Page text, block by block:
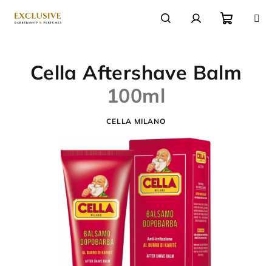
košík
Cella Aftershave Balm
100ml
CELLA MILANO